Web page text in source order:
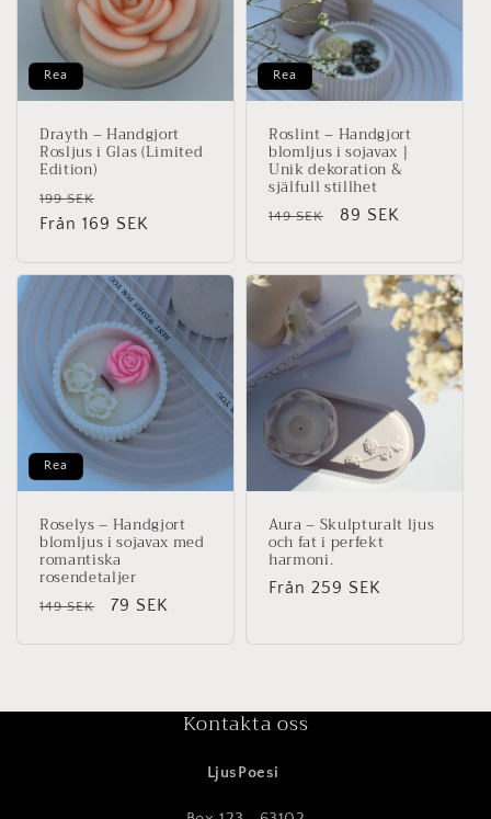
Rea
Drayth – Handgjort
Rosljus i Glas (Limited
Edition)
Ordinarie
pris
199 SEK
Från 169 SEK
Rea
Roslint – Handgjort
blomljus i sojavax |
Unik dekoration &
själfull stillhet
Ordinarie
149 SEK Försäljningspris
89 SEK
Rea
Roselys – Handgjort
blomljus i sojavax med
romantiska
rosendetaljer
Ordinarie
149 SEK Försäljningspris
79 SEK
Aura – Skulpturalt ljus
och fat i perfekt
harmoni.
Ordinarie
Från 259 SEK
Kontakta oss
LjusPoesi